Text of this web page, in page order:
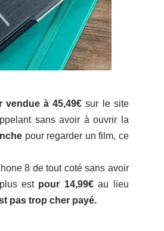
vendue à 45,49€ sur le site
sans avoir à ouvrir la
pour regarder un film, ce
8 de tout coté sans avoir
est pour 14,99€au lieu
pas trop cher payé.